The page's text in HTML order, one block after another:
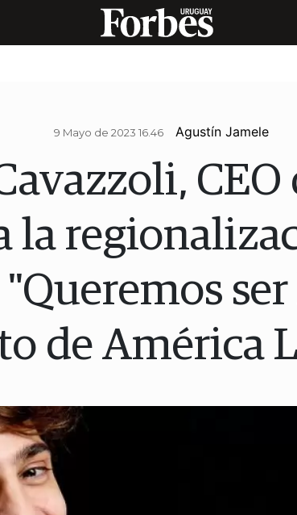
9 Mayo de 2023 16.46 Agustín Jamele
la
de América